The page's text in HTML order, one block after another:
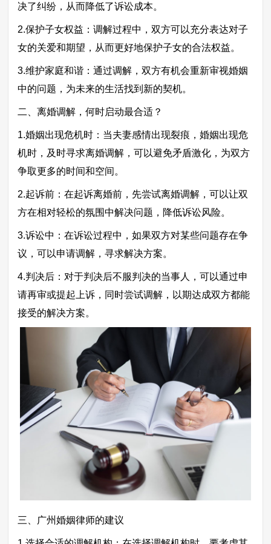
决了纠纷，从而降低了诉讼成本。
2.保护子女权益：调解过程中，双方可以充分表达对子
女的关爱和期望，从而更好地保护子女的合法权益。
3.维护家庭和谐：通过调解，双方有机会重新审视婚姻
中的问题，为未来的生活找到新的契机。
二、离婚调解，何时启动最合适？
1.婚姻出现危机时：当夫妻感情出现裂痕，婚姻出现危
机时，及时寻求离婚调解，可以避免矛盾激化，为双方
争取更多的时间和空间。
2.起诉前：在起诉离婚前，先尝试离婚调解，可以让双
方在相对轻松的氛围中解决问题，降低诉讼风险。
3.诉讼中：在诉讼过程中，如果双方对某些问题存在争
议，可以申请调解，寻求解决方案。
4.判决后：对于判决后不服判决的当事人，可以通过申
请再审或提起上诉，同时尝试调解，以期达成双方都能
接受的解决方案。
三、广州婚姻律师的建议